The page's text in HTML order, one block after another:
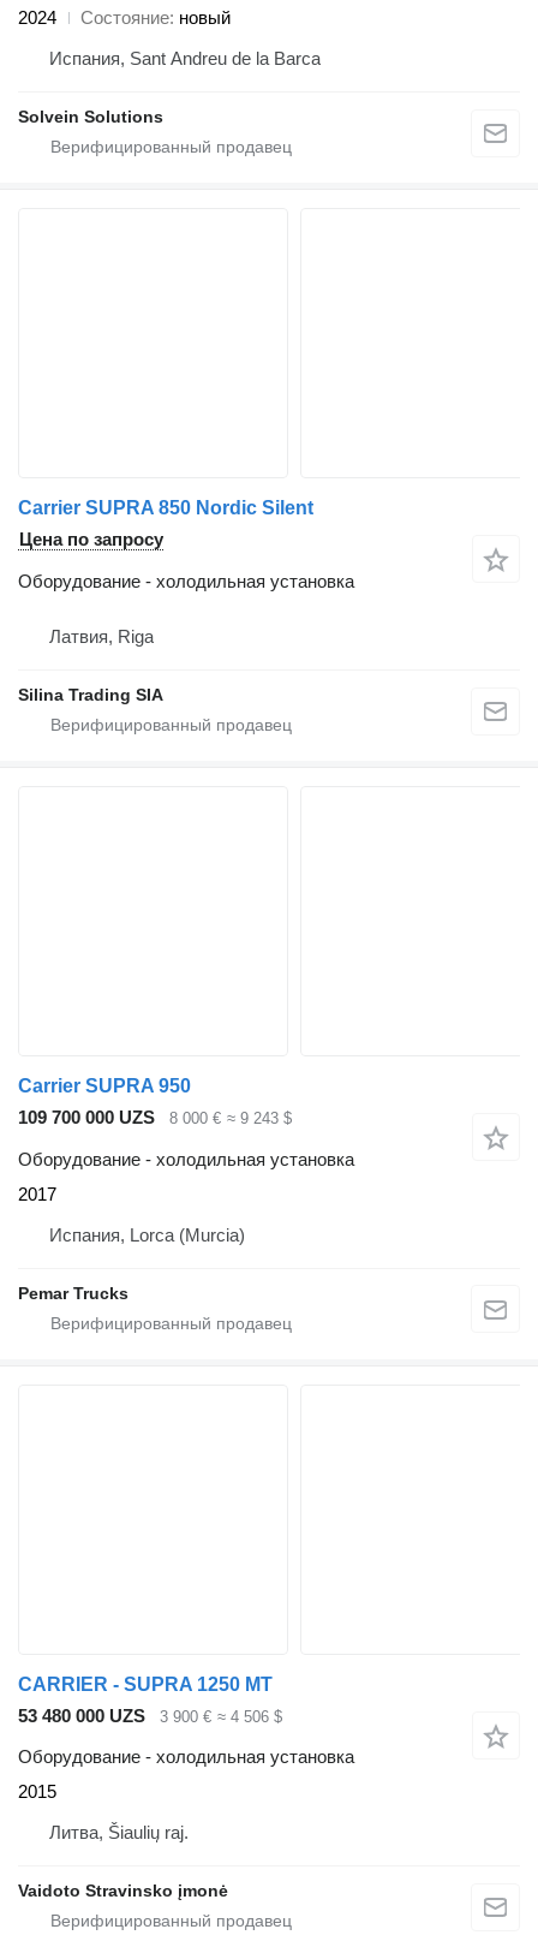
2024
Состояние новый
Испания, Sant Andreu de la Barca
Solvein Solutions
Carrier SUPRA 850 Nordic Silent
Цена по запросу
Оборудование - холодильная установка
Латвия, Riga
Silina Trading SIA
Carrier SUPRA 950
109 700 000 UZS
8 000 € ≈ 9 243 $
Оборудование - холодильная установка
2017
Испания, Lorca (Murcia)
Pemar Trucks
CARRIER - SUPRA 1250 MT
53 480 000 UZS
3 900 € ≈ 4 506 $
Оборудование - холодильная установка
2015
Литва, Šiaulių raj.
Vaidoto Stravinsko įmonė